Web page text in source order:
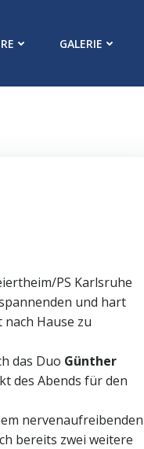
GALERIE
PS Karlsruhe
und hart
Hause zu
das Duo Günther
des Abends für den
nervenaufreibenden
bereits zwei weitere